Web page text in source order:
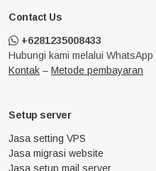
Contact Us
+6281235008433
Hubungi kami melalui WhatsApp
Kontak – Metode pembayaran
Setup server
Jasa setting VPS
Jasa migrasi website
Jasa setup mail server